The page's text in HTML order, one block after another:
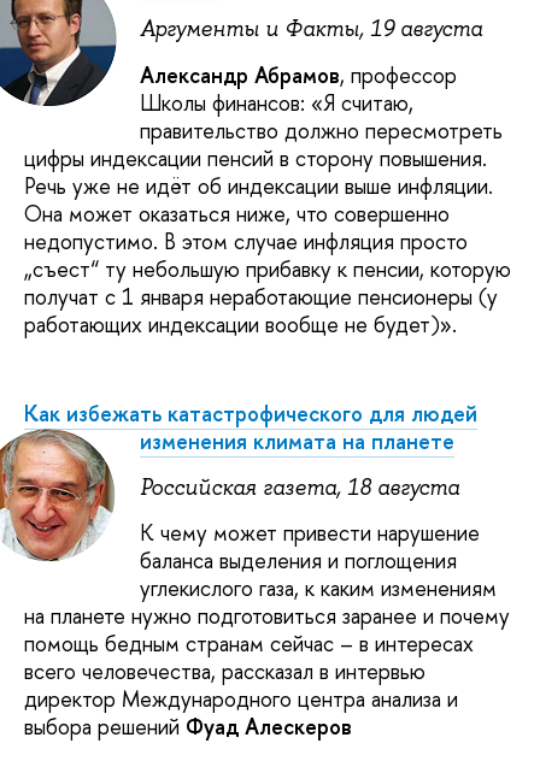
Аргументы и Факты, 19 августа
Александр Абрамов, профессор
Школы финансов: «Я считаю,
правительство должно пересмотреть
цифры индексации пенсий в сторону повышения.
Речь уже не идёт об индексации выше инфляции.
Она может оказаться ниже, что совершенно
недопустимо. В этом случае инфляция просто
„съест“ ту небольшую прибавку к пенсии, которую
получат с 1 января неработающие пенсионеры (у
работающих индексации вообще не будет)».
Как избежать катастрофического для людей
изменения климата на планете
Российская газета, 18 августа
К чему может привести нарушение
баланса выделения и поглощения
углекислого газа, к каким изменениям
на планете нужно подготовиться заранее и почему
помощь бедным странам сейчас – в интересах
всего человечества, рассказал в интервью
директор Международного центра анализа и
выбора решений Фуад Алескеров